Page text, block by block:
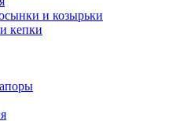
и козырьки
кепки